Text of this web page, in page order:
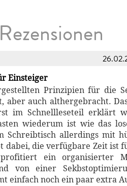
Rezensionen
Einsteiger
Prinzipien für die
aber auch althergebracht.
im Schnellleseteil erklärt
wiederum ist wie das
Schreibtisch allerdings mit
dabei, die verfügbare Zeit ist
ein organisierter
von einer
einfach noch ein paar extra